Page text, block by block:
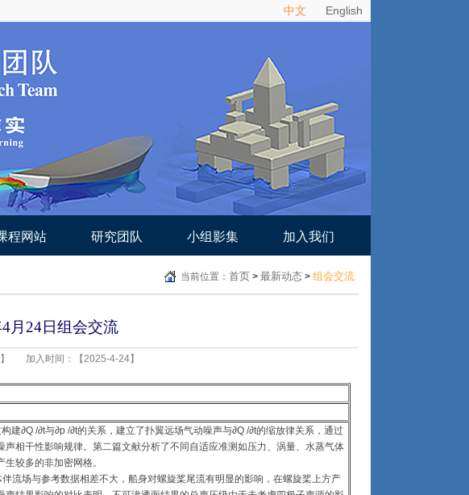
中文 English
程网站 研究团队 小组影集 加入我们
当前位置： 首页 > 最新动态 > 组会交流
月24日组会交流
加入时间：【2025-4-24】
建∂Q /∂t与∂p /∂t的关系，建立了扑翼远场气动噪声与∂Q /∂t的缩放律关系，通过
相干性影响规律。第二篇文献分析了不同自适应准测如压力、涡量、水蒸气体
较多的非加密网格。
流场与参考数据相差不大，船身对螺旋桨尾流有明显的影响，在螺旋桨上方产